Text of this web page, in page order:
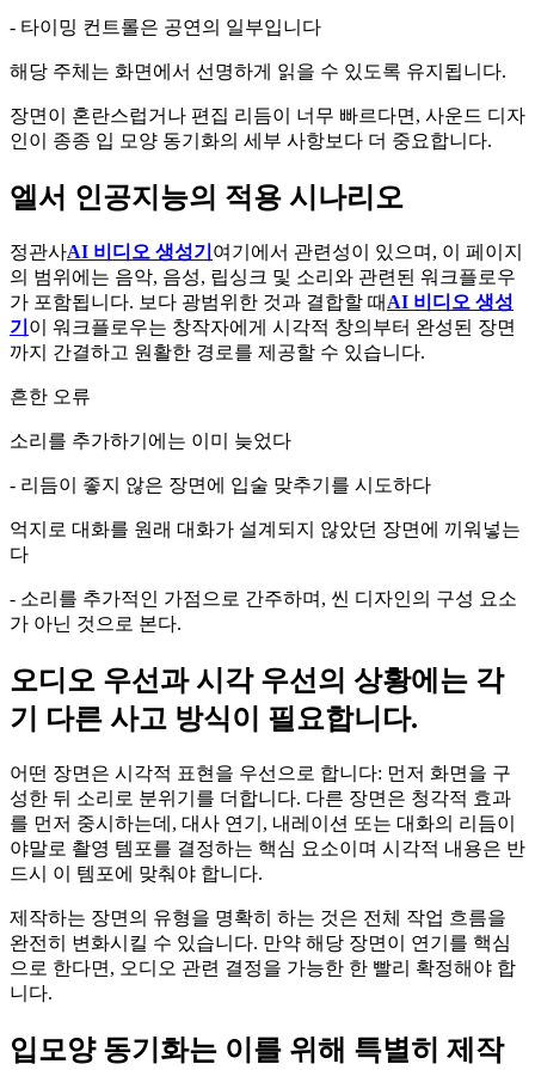
- 타이밍 컨트롤은 공연의 일부입니다
해당 주체는 화면에서 선명하게 읽을 수 있도록 유지됩니다.
장면이 혼란스럽거나 편집 리듬이 너무 빠르다면, 사운드 디자
인이 종종 입 모양 동기화의 세부 사항보다 더 중요합니다.
엘서 인공지능의 적용 시나리오
정관사AI 비디오 생성기 여기에서 관련성이 있으며, 이 페이지
의 범위에는 음악, 음성, 립싱크 및 소리와 관련된 워크플로우
가 포함됩니다. 보다 광범위한 것과 결합할 때 AI 비디오 생성
기 이 워크플로우는 창작자에게 시각적 창의부터 완성된 장면
까지 간결하고 원활한 경로를 제공할 수 있습니다.
흔한 오류
소리를 추가하기에는 이미 늦었다
- 리듬이 좋지 않은 장면에 입술 맞추기를 시도하다
억지로 대화를 원래 대화가 설계되지 않았던 장면에 끼워넣는
다
- 소리를 추가적인 가점으로 간주하며, 씬 디자인의 구성 요소
가 아닌 것으로 본다.
오디오 우선과 시각 우선의 상황에는 각
기 다른 사고 방식이 필요합니다.
어떤 장면은 시각적 표현을 우선으로 합니다: 먼저 화면을 구
성한 뒤 소리로 분위기를 더합니다. 다른 장면은 청각적 효과
를 먼저 중시하는데, 대사 연기, 내레이션 또는 대화의 리듬이
야말로 촬영 템포를 결정하는 핵심 요소이며 시각적 내용은 반
드시 이 템포에 맞춰야 합니다.
제작하는 장면의 유형을 명확히 하는 것은 전체 작업 흐름을
완전히 변화시킬 수 있습니다. 만약 해당 장면이 연기를 핵심
으로 한다면, 오디오 관련 결정을 가능한 한 빨리 확정해야 합
니다.
입모양 동기화는 이를 위해 특별히 제작